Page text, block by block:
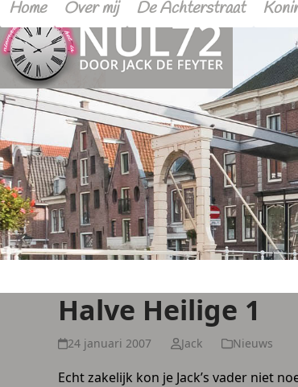
Home Over mij De Achterstraat
Halve Heilige 1
24 januari 2007 Jack Nieuws
Echt zakelijk kon je Jack’s vader niet